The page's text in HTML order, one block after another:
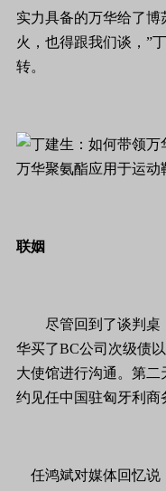
实力具备的万华给了
火，也得跟我们谈，”
转。
万华聚氨酯应用于运动
联姻
尽管回到了谈判桌
华买了BC公司次级债
大使馆进行沟通。第
约见任中国驻匈牙利商
任鸿斌对媒体回忆说